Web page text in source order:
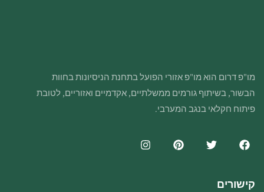
מו"פ דרום הוא מו"פ אזורי הפועל בתחנת הניסיונות בחוות
הבשור, בשיתוף גורמים ממשלתיים, אקדמיים ואזוריים, לטובת
פיתוח חקלאי בנגב המערבי.
קישורים